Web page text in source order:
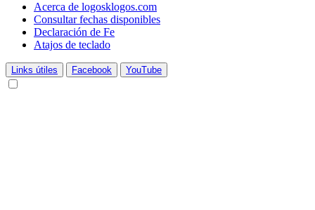
Acerca de logosklogos.com
Consultar fechas disponibles
Declaración de Fe
Atajos de teclado
Links útiles Facebook YouTube